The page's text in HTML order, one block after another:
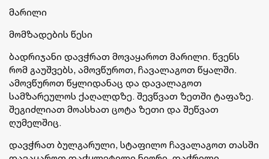
მარილი
მომზადების წესი
ბადრიჯანი დავჭრათ მოვაყაროთ მარილი. წვენს
რომ გაუშვებს, ამოვწუროთ, ჩავალაგოთ წყალში.
ამოვწუროთ წყლიდანაც და დავალაგოთ
სამზარეულოს ქაღალდზე. შევწვათ ზეთში ტაფაზე.
შეგიძლიათ მოასხათ ცოტა ზეთი და შეწვათ
ღუმელშიც.
დავჭრათ ბულგარული, სტაფილო ჩავალაგოთ თასში